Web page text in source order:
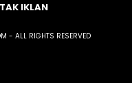
IKLAN
- ALL RIGHTS RESERVED